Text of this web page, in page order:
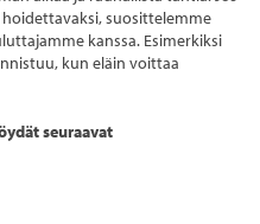
suosittelemme
kanssa. Esimerkiksi
kun eläin voittaa
seuraavat